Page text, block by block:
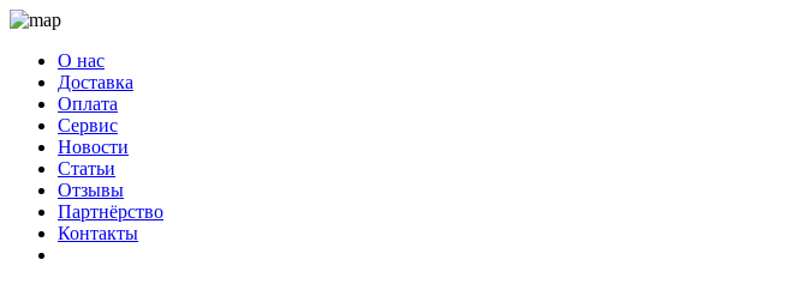
О нас
Доставка
Оплата
Сервис
Новости
Статьи
Отзывы
Партнёрство
Контакты